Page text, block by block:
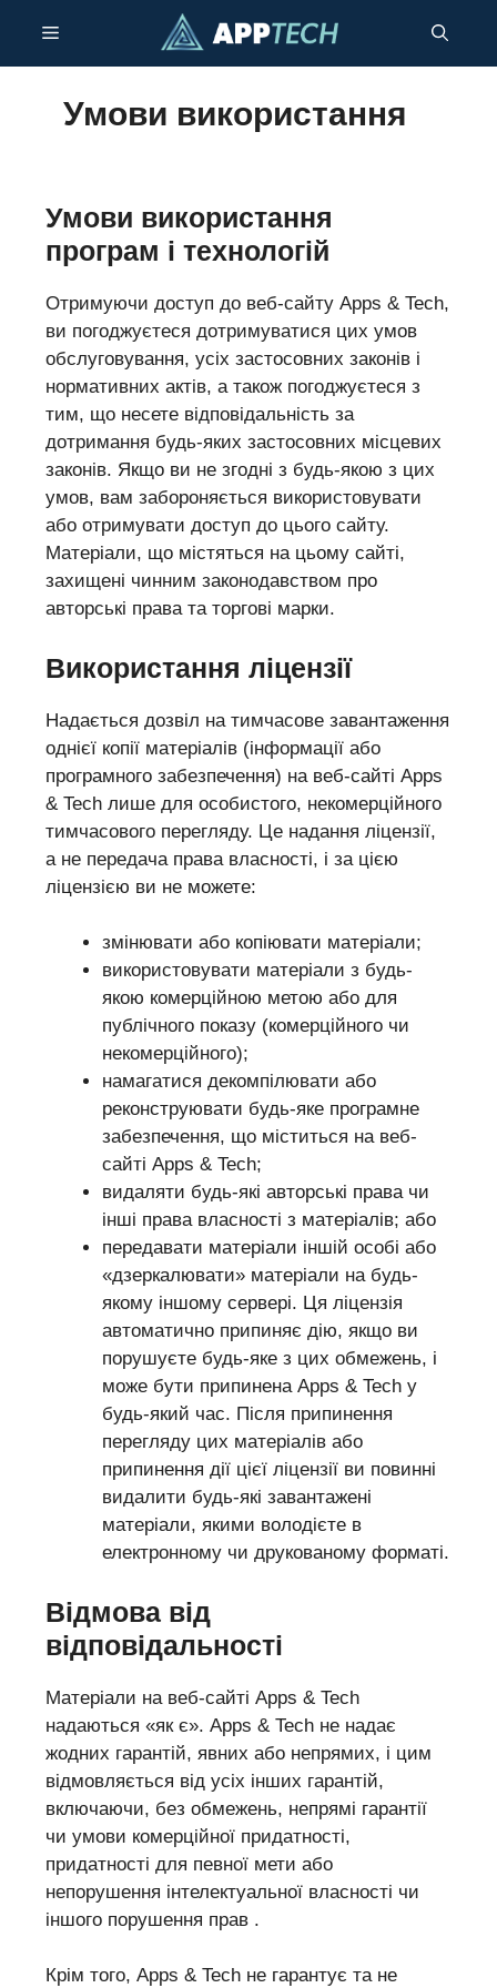
контенту
Меню
Умови використання
Умови використання
програм і технологій
Отримуючи доступ до веб-сайту Apps & Tech,
ви погоджуєтеся дотримуватися цих умов
обслуговування, усіх застосовних законів і
нормативних актів, а також погоджуєтеся з
тим, що несете відповідальність за
дотримання будь-яких застосовних місцевих
законів. Якщо ви не згодні з будь-якою з цих
умов, вам забороняється використовувати
або отримувати доступ до цього сайту.
Матеріали, що містяться на цьому сайті,
захищені чинним законодавством про
авторські права та торгові марки.
Використання ліцензії
Надається дозвіл на тимчасове завантаження
однієї копії матеріалів (інформації або
програмного забезпечення) на веб-сайті Apps
& Tech лише для особистого, некомерційного
тимчасового перегляду. Це надання ліцензії,
а не передача права власності, і за цією
ліцензією ви не можете:
змінювати або копіювати матеріали;
використовувати матеріали з будь-
якою комерційною метою або для
публічного показу (комерційного чи
некомерційного);
намагатися декомпілювати або
реконструювати будь-яке програмне
забезпечення, що міститься на веб-
сайті Apps & Tech;
видаляти будь-які авторські права чи
інші права власності з матеріалів; або
передавати матеріали іншій особі або
«дзеркалювати» матеріали на будь-
якому іншому сервері. Ця ліцензія
автоматично припиняє дію, якщо ви
порушуєте будь-яке з цих обмежень, і
може бути припинена Apps & Tech у
будь-який час. Після припинення
перегляду цих матеріалів або
припинення дії цієї ліцензії ви повинні
видалити будь-які завантажені
матеріали, якими володієте в
електронному чи друкованому форматі.
Відмова від
відповідальності
Матеріали на веб-сайті Apps & Tech
надаються «як є». Apps & Tech не надає
жодних гарантій, явних або непрямих, і цим
відмовляється від усіх інших гарантій,
включаючи, без обмежень, непрямі гарантії
чи умови комерційної придатності,
придатності для певної мети або
непорушення інтелектуальної власності чи
іншого порушення прав .
Крім того, Apps & Tech не гарантує та не